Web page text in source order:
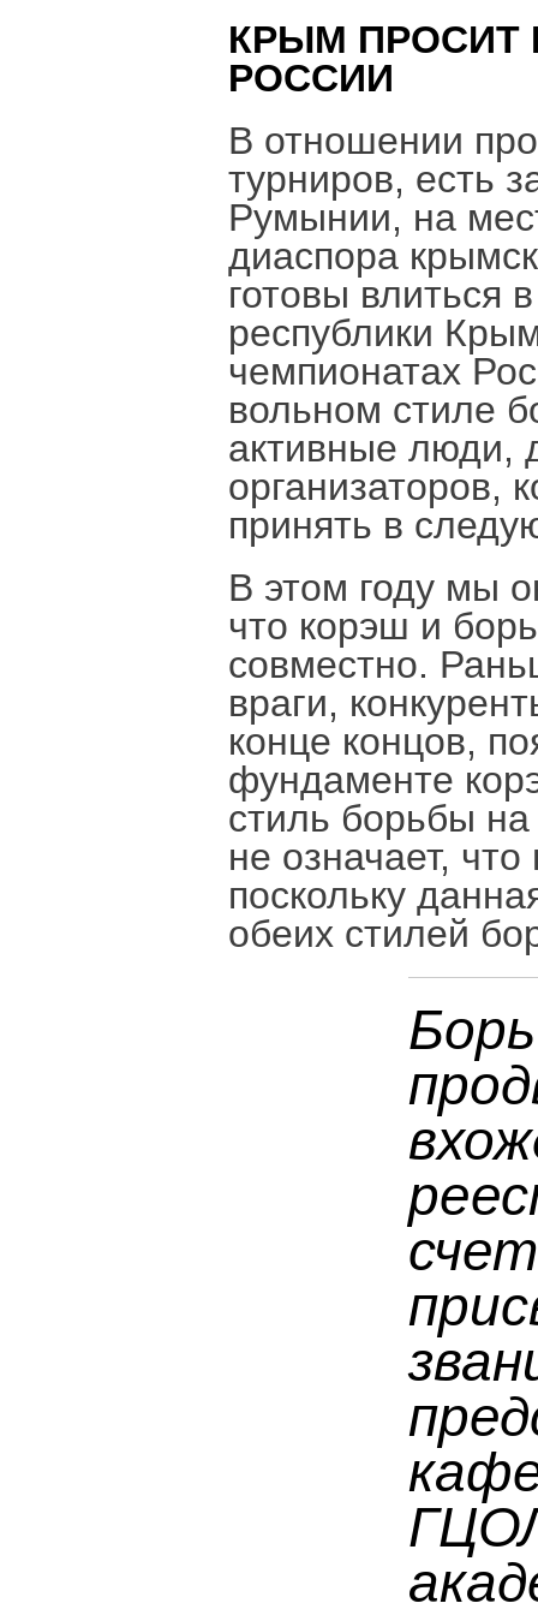
КРЫМ ПРОСИТ
РОССИИ
В отношении
турниров, есть
Румынии, на
диаспора
готовы влиться
республики
чемпионатах
вольном стиле
активные люди,
организаторов,
принять в
В этом году мы
что корэш и
совместно.
враги,
конце концов,
фундаменте
стиль борьбы
не означает,
поскольку
обеих стилей